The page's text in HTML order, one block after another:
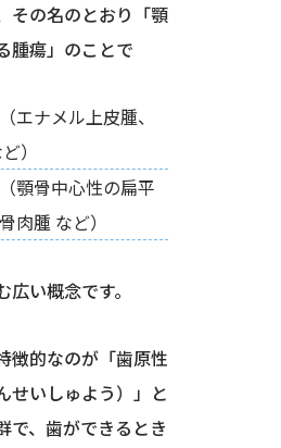
その名のとおり「顎
腫瘍」のことで
エナメル上皮腫、
）
顎骨中心性の扁平
肉腫 など）
い概念です。
徴的なのが「歯原性
せいしゅよう）」と
で、歯ができるとき